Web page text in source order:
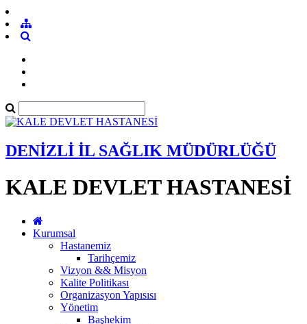
DENİZLİ İL SAĞLIK MÜDÜRLÜĞÜ
KALE DEVLET HASTANESİ
Kurumsal
Hastanemiz
Tarihçemiz
Vizyon && Misyon
Kalite Politikası
Organizasyon Yapısısı
Yönetim
Başhekim